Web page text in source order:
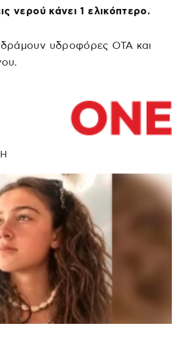
νερού κάνει 1 ελικόπτερο.
υδροφόρες ΟΤΑ και